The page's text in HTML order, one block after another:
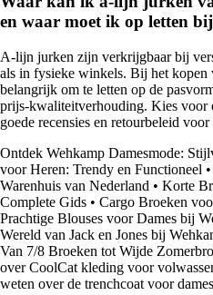
en waar moet ik op letten
A-lijn jurken zijn verkrijgbaar bij
als in fysieke winkels. Bij het kopen
belangrijk om te letten op de
prijs-kwaliteitverhouding. Kies voor
goede recensies en retourbeleid
Ontdek Wehkamp Damesmode:
voor Heren: Trendy en Functioneel •
Warenhuis van Nederland • Korte
Complete Gids • Cargo Broeken
Prachtige Blouses voor Dames bij
Wereld van Jack en Jones bij
Van 7/8 Broeken tot Wijde
over CoolCat kleding voor
weten over de trenchcoat voor dames